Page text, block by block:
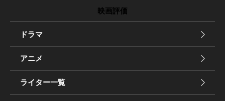
映画評価
ドラマ
アニメ
ライター一覧